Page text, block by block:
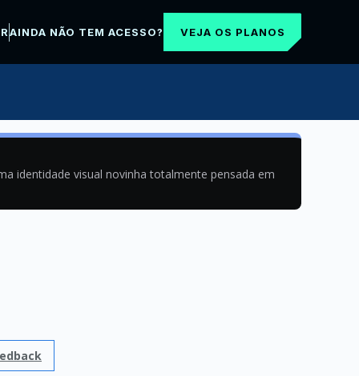
AINDA NÃO TEM ACESSO? VEJA OS PLANOS
identidade visual novinha totalmente pensada em